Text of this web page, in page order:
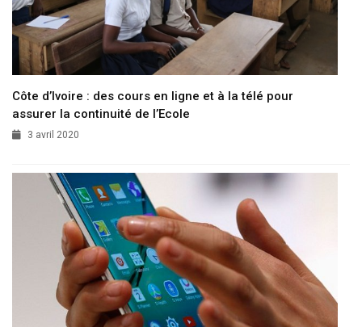
Côte d’Ivoire : des cours en ligne et à la télé pour
assurer la continuité de l’Ecole
3 avril 2020